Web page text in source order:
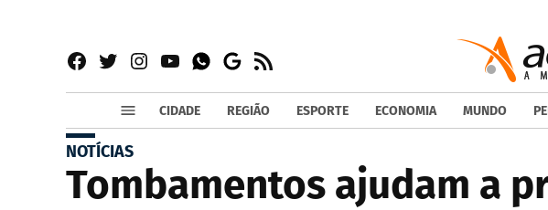
Facebook
TwitterInstagram
YouTubeWhatsapp
Google
News
RSS
CIDADE REGIÃO ESPORTE ECONOMIA MUNDO
NOTÍCIAS
Tombamentos ajudam a